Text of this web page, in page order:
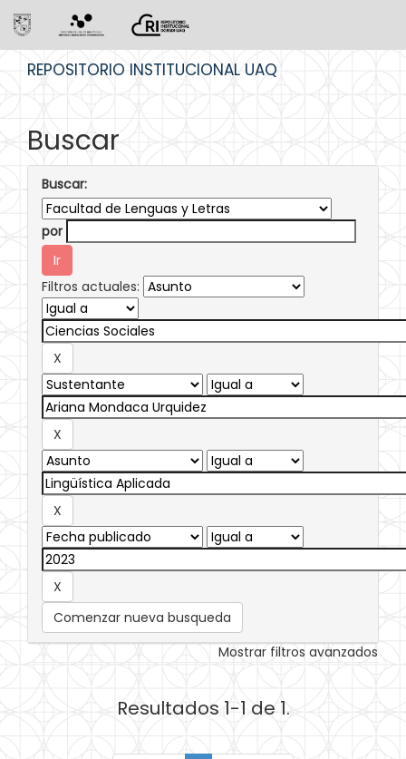
REPOSITORIO INSTITUCIONAL UAQ
Buscar
Buscar:
por
Filtros actuales:
Comenzar nueva busqueda
Mostrar filtros avanzados
Resultados 1-1 de 1.